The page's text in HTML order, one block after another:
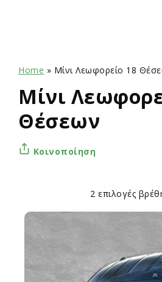
Home » Μίνι Λεωφορείο 18
Μίνι
Θέσεων
Κοινοποίηση
2 επιλογές